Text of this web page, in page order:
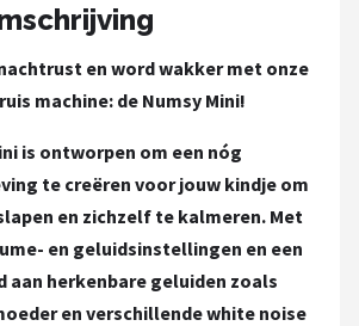
en word wakker met onze
machine: de Numsy Mini!
is ontworpen om een nóg
te creëren voor jouw kindje om
en zichzelf te kalmeren. Met
en geluidsinstellingen en een
aan herkenbare geluiden zoals
en verschillende white noise